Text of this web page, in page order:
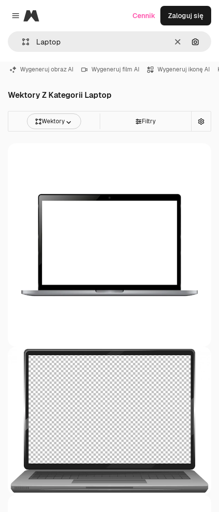
Close menu
Magnific
WyczyśćSzukaj
Cennik Zaloguj się
Wygeneruj obraz AI Wygeneruj film AI Wygeneruj ikonę AI
Wektory Z Kategorii Laptop
Wektory Filtry